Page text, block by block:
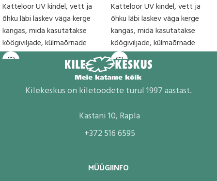
Katteloor UV kindel, vett ja
õhku läbi laskev väga kerge
kangas, mida kasutatakse
köögiviljade, külmaõrnade
kultuuride ja külvide katmiseks.
Katteloor UV kindel, vett ja
õhku läbi laskev väga kerge
kangas, mida kasutatakse
köögiviljade, külmaõrnade
kultuuride ja külvide katmiseks.
Katteloori
Kilekeskus on kiletoodete turul 1997 aastast.
Kastani 10, Rapla
+372 516 6595
MÜÜGIINFO